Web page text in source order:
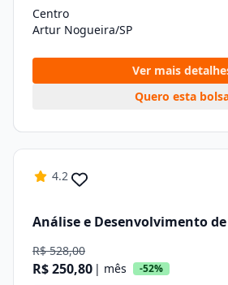
Centro
Artur Nogueira/SP
Ver mais
Quero esta
4.2
Análise e Desenvolvimento
R$ 528,00
R$ 250,80 | mês -52%